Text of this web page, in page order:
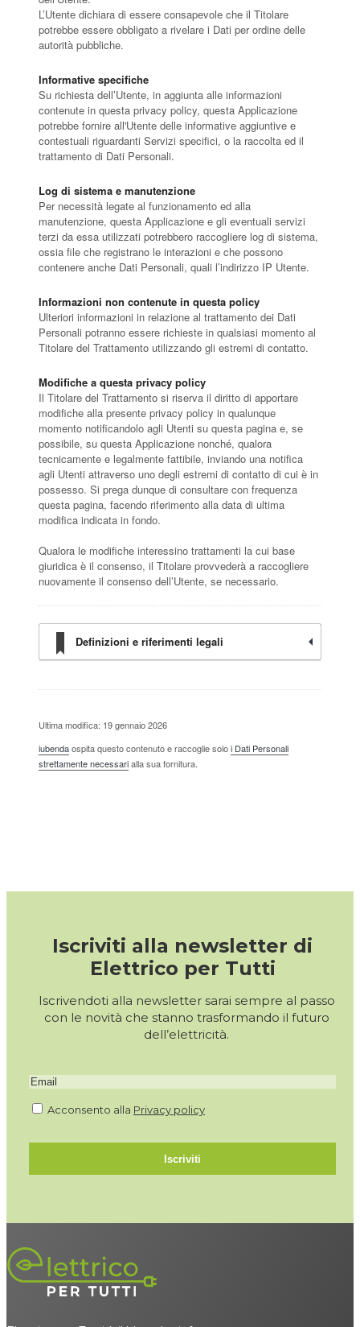
L’Utente dichiara di essere consapevole che il Titolare
potrebbe essere obbligato a rivelare i Dati per ordine delle
autorità pubbliche.
Informative specifiche
Su richiesta dell’Utente, in aggiunta alle informazioni
contenute in questa privacy policy, questa Applicazione
potrebbe fornire all'Utente delle informative aggiuntive e
contestuali riguardanti Servizi specifici, o la raccolta ed il
trattamento di Dati Personali.
Log di sistema e manutenzione
Per necessità legate al funzionamento ed alla
manutenzione, questa Applicazione e gli eventuali servizi
terzi da essa utilizzati potrebbero raccogliere log di sistema,
ossia file che registrano le interazioni e che possono
contenere anche Dati Personali, quali l’indirizzo IP Utente.
Informazioni non contenute in questa policy
Ulteriori informazioni in relazione al trattamento dei Dati
Personali potranno essere richieste in qualsiasi momento al
Titolare del Trattamento utilizzando gli estremi di contatto.
Modifiche a questa privacy policy
Il Titolare del Trattamento si riserva il diritto di apportare
modifiche alla presente privacy policy in qualunque
momento notificandolo agli Utenti su questa pagina e, se
possibile, su questa Applicazione nonché, qualora
tecnicamente e legalmente fattibile, inviando una notifica
agli Utenti attraverso uno degli estremi di contatto di cui è in
possesso. Si prega dunque di consultare con frequenza
questa pagina, facendo riferimento alla data di ultima
modifica indicata in fondo.
Qualora le modifiche interessino trattamenti la cui base
giuridica è il consenso, il Titolare provvederà a raccogliere
nuovamente il consenso dell’Utente, se necessario.
Definizioni e riferimenti legali
Ultima modifica: 19 gennaio 2026
iubendaospita questo contenuto e raccoglie soloi Dati Personali
strettamente necessarialla sua fornitura.
Iscriviti alla newsletter di
Elettrico per Tutti
Iscrivendoti alla newsletter sarai sempre al passo
con le novità che stanno trasformando il futuro
dell’elettricità.
Acconsento alla Privacy policy
Iscriviti